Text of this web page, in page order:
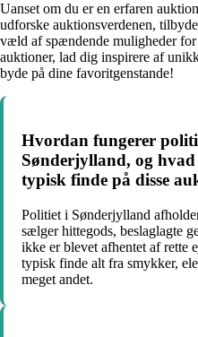
Uanset om du er en erfaren
udforske auktionsverdenen,
væld af spændende muligheder
auktioner, lad dig inspirere af
byde på dine favoritgenstande!
Hvordan fungerer
Sønderjylland, og hvad
typisk finde på disse
Politiet i Sønderjylland
sælger hittegods, beslaglagte
ikke er blevet afhentet af rette
typisk finde alt fra smykker,
meget andet.